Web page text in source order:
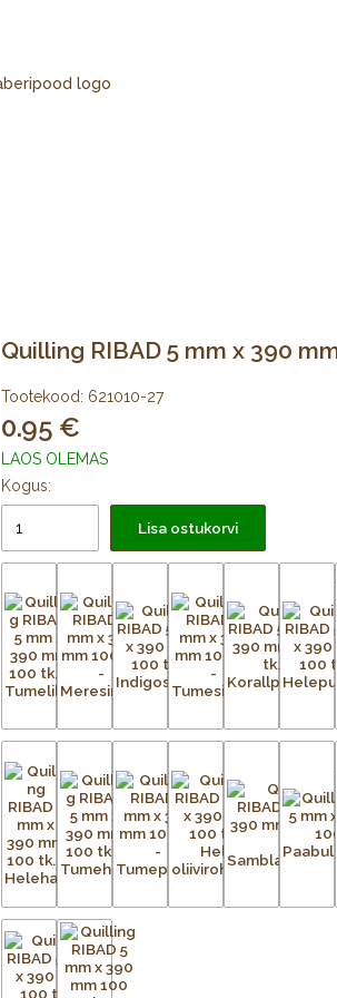
Quilling RIBAD 5 mm x 390
Tootekood: 621010-27
0.95
LAOS OLEMAS
Kogus:
Lisa ostukorvi